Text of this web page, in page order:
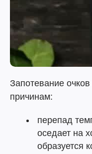
Запотевание
причинам:
перепад
оседает на
образуется